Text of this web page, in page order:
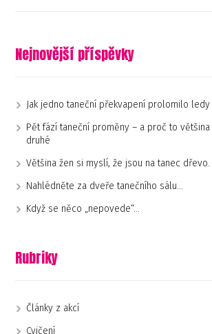
Nejnovější příspěvky
Jak jedno taneční překvapení prolomilo ledy
Pět fází taneční proměny – a proč to
druhé
Většina žen si myslí, že jsou na tanec
Nahlédněte za dveře tanečního sálu…
Když se něco „nepovede“…
Rubriky
Články z akcí
Cvičení